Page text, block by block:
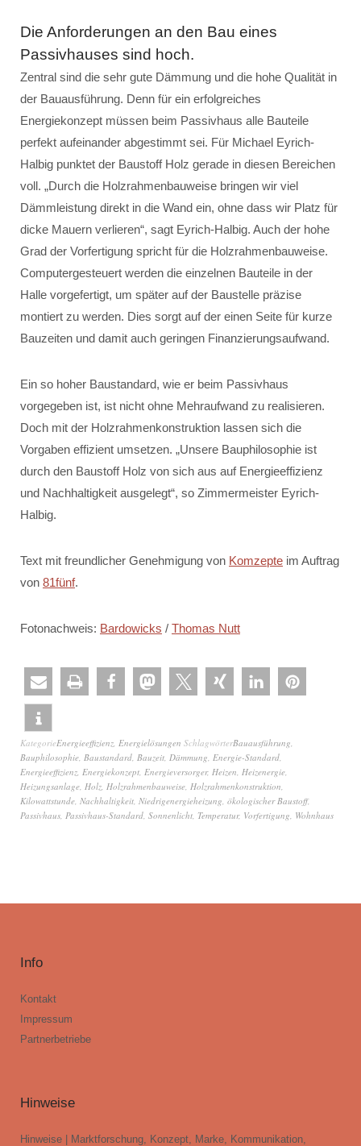
Die Anforderungen an den Bau eines
Passivhauses sind hoch.
Zentral sind die sehr gute Dämmung und die hohe Qualität in
der Bauausführung. Denn für ein erfolgreiches
Energiekonzept müssen beim Passivhaus alle Bauteile
perfekt aufeinander abgestimmt sei. Für Michael Eyrich-
Halbig punktet der Baustoff Holz gerade in diesen Bereichen
voll. „Durch die Holzrahmenbauweise bringen wir viel
Dämmleistung direkt in die Wand ein, ohne dass wir Platz für
dicke Mauern verlieren“, sagt Eyrich-Halbig. Auch der hohe
Grad der Vorfertigung spricht für die Holzrahmenbauweise.
Computergesteuert werden die einzelnen Bauteile in der
Halle vorgefertigt, um später auf der Baustelle präzise
montiert zu werden. Dies sorgt auf der einen Seite für kurze
Bauzeiten und damit auch geringen Finanzierungsaufwand.
Ein so hoher Baustandard, wie er beim Passivhaus
vorgegeben ist, ist nicht ohne Mehraufwand zu realisieren.
Doch mit der Holzrahmenkonstruktion lassen sich die
Vorgaben effizient umsetzen. „Unsere Bauphilosophie ist
durch den Baustoff Holz von sich aus auf Energieeffizienz
und Nachhaltigkeit ausgelegt“, so Zimmermeister Eyrich-
Halbig.
Text mit freundlicher Genehmigung von Komzepte im Auftrag
von 81fünf.
Fotonachweis: Bardowicks / Thomas Nutt
KategorieEnergieeffizienz Energielösungen SchlagwörterBauausführung
Bauphilosophie Baustandard Bauzeit Dämmung Energie-Standard
Energieeffizienz Energiekonzept Energieversorger, Heizen Heizenergie
Heizungsanlage Holz Holzrahmenbauweise Holzrahmenkonstruktion
Kilowattstunde Nachhaltigkeit Niedrigenergieheizung ökologischer Baustoff,
Passivhaus Passivhaus-Standard Sonnenlicht Temperatur, Vorfertigung Wohnhaus
Info
Kontakt
Impressum
Partnerbetriebe
Hinweise
Hinweise | Marktforschung, Konzept, Marke, Kommunikation,